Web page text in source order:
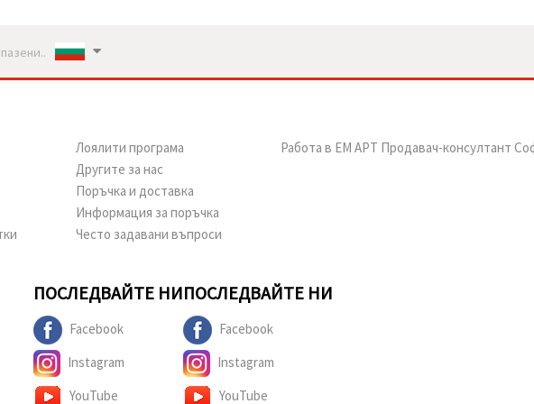
Лоялити програма
Другите за нас
Поръчка и доставка
Информация за поръчка
Често задавани въпроси
Работа в ЕМ АРТ Продавач-консултант
ПОСЛЕДВАЙТЕ НИ
Facebook
Instagram
YouTube
ПОСЛЕДВАЙТЕ НИ
Facebook
Instagram
YouTube